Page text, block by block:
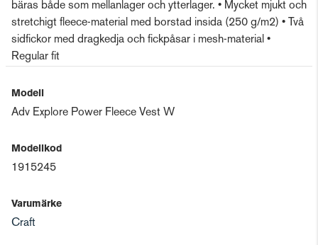
bäras både som mellanlager och ytterlager. • Mycket mjukt och
stretchigt fleece-material med borstad insida (250 g/m2) • Två
sidfickor med dragkedja och fickpåsar i mesh-material •
Regular fit
Modell
Adv Explore Power Fleece Vest W
Modellkod
1915245
Varumärke
Craft